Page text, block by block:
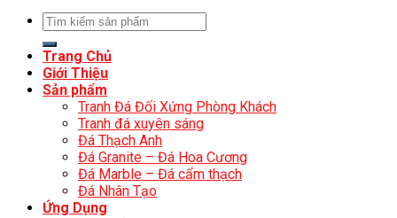
Trang Chủ
Giới Thiệu
Sản phẩm
Tranh Đá Đối Xứng Phòng Khách
Tranh đá xuyên sáng
Đá Thạch Anh
Đá Granite – Đá Hoa Cương
Đá Marble – Đá cẩm thạch
Đá Nhân Tạo
Ứng Dụng